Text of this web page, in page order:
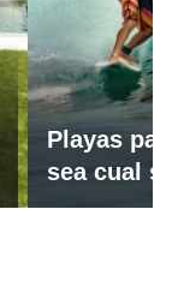
Playas
sea cual